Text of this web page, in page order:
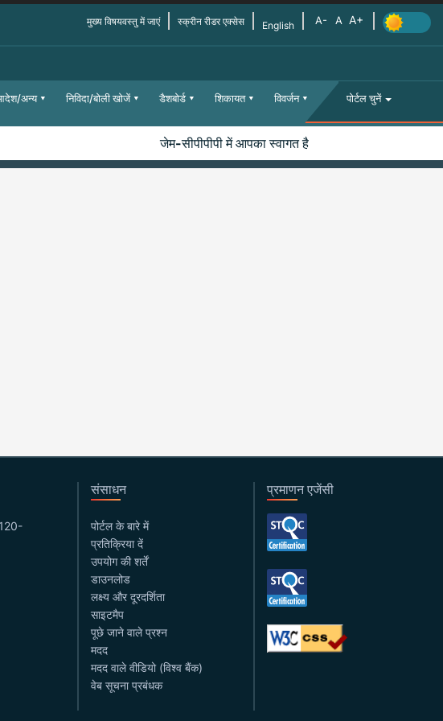
मुख्य विषयवस्तु में जाएं स्क्रीन रीडर एक्सेस English
आदेश/अन्य निविदा/बोली खोजें डैशबोर्ड शिकायत विवर्जन पोर्टल चुनें
जेम-सीपीपीपी में आपका स्वागत है
संसाधन
पोर्टल के बारे में
प्रतिक्रिया दें
उपयोग की शर्तें
डाउनलोड
लक्ष्य और दूरदर्शिता
साइटमैप
पूछे जाने वाले प्रश्न
मदद
मदद वाले वीडियो (विश्व बैंक)
वेब सूचना प्रबंधक
प्रमाणन एजेंसी